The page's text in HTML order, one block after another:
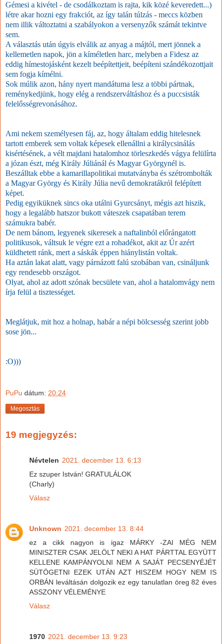
Gémesi a kivétel - de csodálkoztam is rajta, kik közé keveredett...)
létre akar hozni egy frakciót, az így talán túlzás - meccs közben
nem illik változtatni a szabályokon a versenyzők számát tekintve
sem.
A választás után úgyis elválik az anyag a májtól, mert jönnek a
kellemetlen napok, jön a kíméletlen harc, melyben a Fidesz az
eddig hímestojásként kezelt beépítettjeit, beépíteni szándékozottjait
sem fogja kímélni.
Sok múlik azon, hány nyert mandátuma lesz a többi pártnak,
reménykedjünk, hogy elég a rendszerváltáshoz és a puccsisták
felelősségrevonásához.
Ami nekem személyesen fáj, az, hogy általam eddig hitelesnek
tartott emberek sem voltak képesek ellenállni a királycsinálás
kisértésének, a vélt majdani hatalomhoz törleszkedés vágya felülírta
a józan észt, még Király Júliánál és Magyar Györgynél is.
Beszálltak ebbe a kamarillapolitikai mutatványba és szétrombolták
a Magyar György és Király Júlia nevű demokratákról felépített
képet.
Pedig egyiküknek sincs oka utálni Gyurcsányt, mégis azt hiszik,
hogy a legalább hatszor bukott váteszek csapatában terem
számukra babér.
De nem bánom, legyenek sikeresek a naftalinból előrángatott
politikusok, váltsuk le végre ezt a rohadékot, akit az Úr azért
küldhetett ránk, mert a sáskák éppen hiánylistán voltak.
Ha aztán lakat alatt, vagy párnázott falú szobában van, csináljunk
egy rendesebb országot.
Olyat, ahol az adott szónak becsülete van, ahol a hatalomvágy nem
írja felül a tisztességet.
Meglátjuk, mit hoz a holnap, habár a népi bölcsesség szerint jobb
sose jön...
:O)))
PuPu dátum: 20:24
Megosztás
19 megjegyzés:
Névtelen 2021. december 13. 6:13
Ez szuper István! GRATULÁLOK
(Charly)
Válasz
Unknown 2021. december 13. 8:44
ez a cikk nagyon is igaz MÁRKY -ZAI MÉG NEM
MINISZTER CSAK JELÖLT NEKI A HAT PÁRTTAL EGYÜTT
KELLENE KAMPÁNYOLNI NEM A SAJÁT PECSENYÉJÉT
SÜTÖGETNI EZEK UTÁN AZT HISZEM HOGY NEM IS
ORBÁN leváltásán dolgozik ez egy tanulatlan öreg 82 éves
ASSZONY VÉLEMÉNYE
Válasz
1970 2021. december 13. 9:23